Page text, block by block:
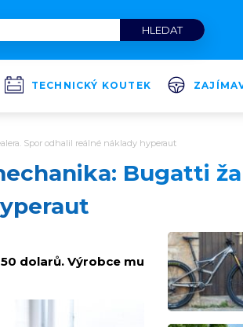
TECHNICKÝ KOUTEK
Spor odhalil reálné náklady hyperaut
Bugatti
dolarů. Výrobce mu